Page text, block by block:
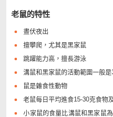
老鼠的特性
晝伏夜出
擅攀爬，尤其是黑家鼠
跳躍能力高，擅長游泳
溝鼠和黑家鼠的活動範圍一般
鼠是雜食性動物
老鼠每日平均進食15-30克食物
小家鼠的食量比溝鼠和黑家鼠